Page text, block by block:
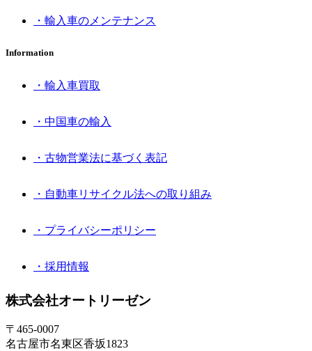
・輸入車のメンテナンス
Information
・輸入車買取
・中国車の輸入
・古物営業法に基づく表記
・自動車リサイクル法への取り組み
・プライバシーポリシー
・採用情報
株式会社オートリーゼン
〒465-0007
名古屋市名東区香坂1823